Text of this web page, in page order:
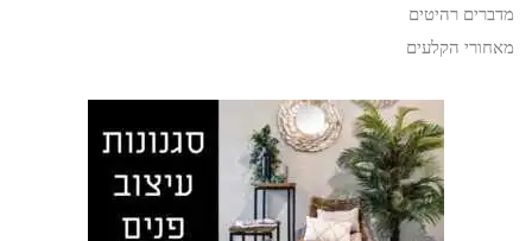
מדברים רהיטים
מאחורי הקלעים